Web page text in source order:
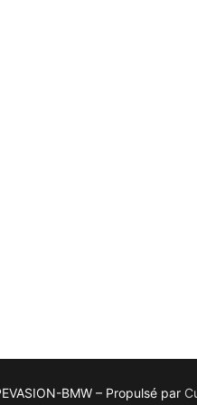
BMW – Propulsé par